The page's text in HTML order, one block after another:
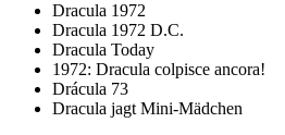
Dracula 1972
Dracula 1972 D.C.
Dracula Today
1972: Dracula colpisce ancora!
Drácula 73
Dracula jagt Mini-Mädchen